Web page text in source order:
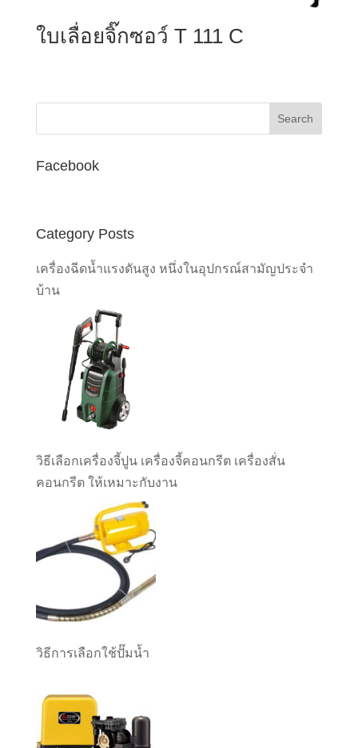
ใบเลื่อยจิ๊กซอว์ T 111 C
Facebook
Category Posts
เครื่องฉีดน้ำแรงดันสูง หนึ่งในอุปกรณ์สามัญประจำ
บ้าน
วิธีเลือกเครื่องจี้ปูน เครื่องจี้คอนกรีต เครื่องสั่น
คอนกรีต ให้เหมาะกับงาน
วิธีการเลือกใช้ปั๊มน้ำ